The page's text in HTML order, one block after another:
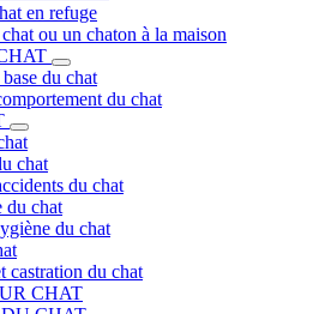
en refuge
ou un chaton à la maison
du chat
du chat
chat
du chat
du chat
du chat
castration du chat
CHAT